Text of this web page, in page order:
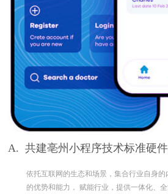
A. 共建亳州小程序技术标准硬
依托互联网的生态和场景，集合行业自身
的优势和能力， 赋能行业，提供